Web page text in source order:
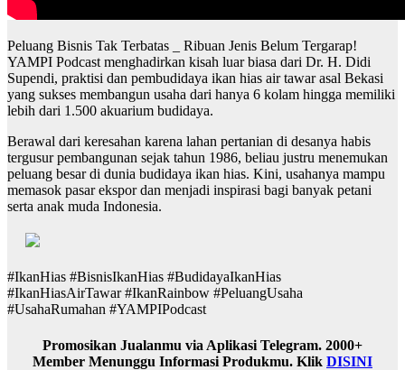
Peluang Bisnis Tak Terbatas _ Ribuan Jenis Belum Tergarap!
YAMPI Podcast menghadirkan kisah luar biasa dari Dr. H. Didi
Supendi, praktisi dan pembudidaya ikan hias air tawar asal Bekasi
yang sukses membangun usaha dari hanya 6 kolam hingga memiliki
lebih dari 1.500 akuarium budidaya.
Berawal dari keresahan karena lahan pertanian di desanya habis
tergusur pembangunan sejak tahun 1986, beliau justru menemukan
peluang besar di dunia budidaya ikan hias. Kini, usahanya mampu
memasok pasar ekspor dan menjadi inspirasi bagi banyak petani
serta anak muda Indonesia.
#IkanHias #BisnisIkanHias #BudidayaIkanHias
#IkanHiasAirTawar #IkanRainbow #PeluangUsaha
#UsahaRumahan #YAMPIPodcast
Promosikan Jualanmu via Aplikasi Telegram. 2000+
Member Menunggu Informasi Produkmu. Klik DISINI